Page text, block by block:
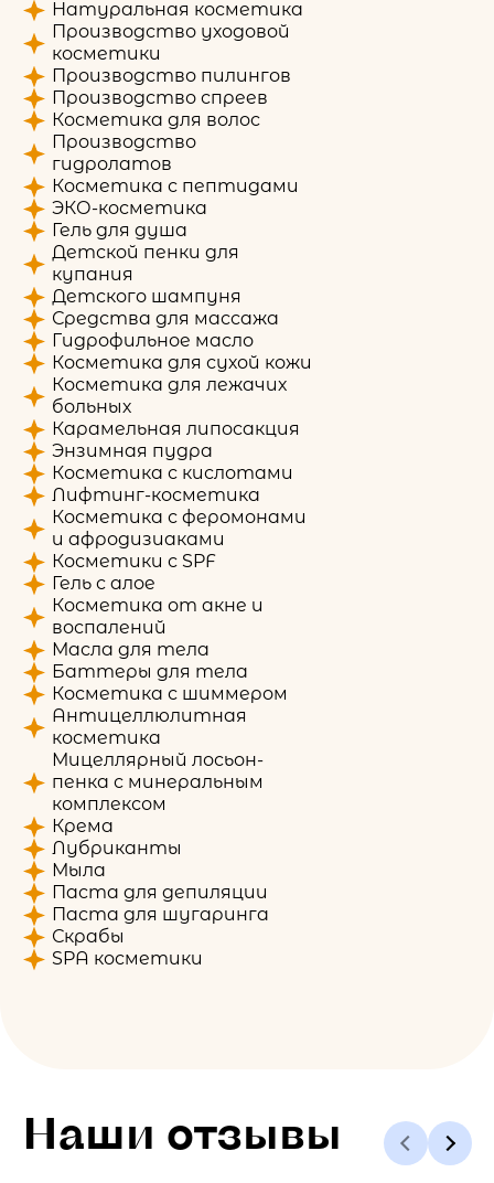
Натуральная косметика
Производство уходовой
косметики
Производство пилингов
Производство спреев
Косметика для волос
Производство
гидролатов
Косметика с пептидами
ЭКО-косметика
Гель для душа
Детской пенки для
купания
Детского шампуня
Средства для массажа
Гидрофильное масло
Косметика для сухой кожи
Косметика для лежачих
больных
Карамельная липосакция
Энзимная пудра
Косметика с кислотами
Лифтинг-косметика
Косметика с феромонами
и афродизиаками
Косметики с SPF
Гель с алое
Косметика от акне и
воспалений
Масла для тела
Баттеры для тела
Косметика с шиммером
Антицеллюлитная
косметика
Мицеллярный лосьон-
пенка с минеральным
комплексом
Крема
Лубриканты
Мыла
Паста для депиляции
Паста для шугаринга
Скрабы
SPA косметики
Наши отзывы